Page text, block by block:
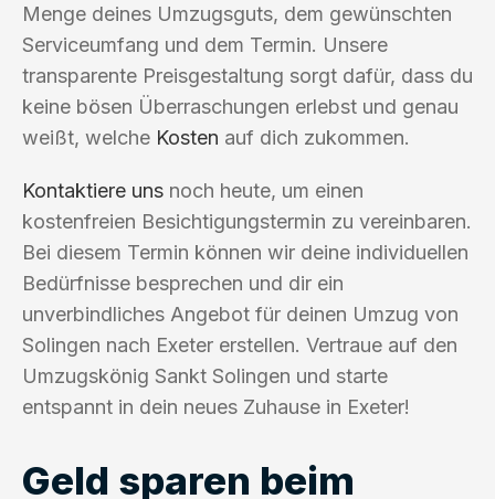
Menge deines Umzugsguts, dem gewünschten
Serviceumfang und dem Termin. Unsere
transparente Preisgestaltung sorgt dafür, dass du
keine bösen Überraschungen erlebst und genau
weißt, welche Kosten auf dich zukommen.
Kontaktiere uns noch heute, um einen
kostenfreien Besichtigungstermin zu vereinbaren.
Bei diesem Termin können wir deine individuellen
Bedürfnisse besprechen und dir ein
unverbindliches Angebot für deinen Umzug von
Solingen nach Exeter erstellen. Vertraue auf den
Umzugskönig Sankt Solingen und starte
entspannt in dein neues Zuhause in Exeter!
Geld sparen beim